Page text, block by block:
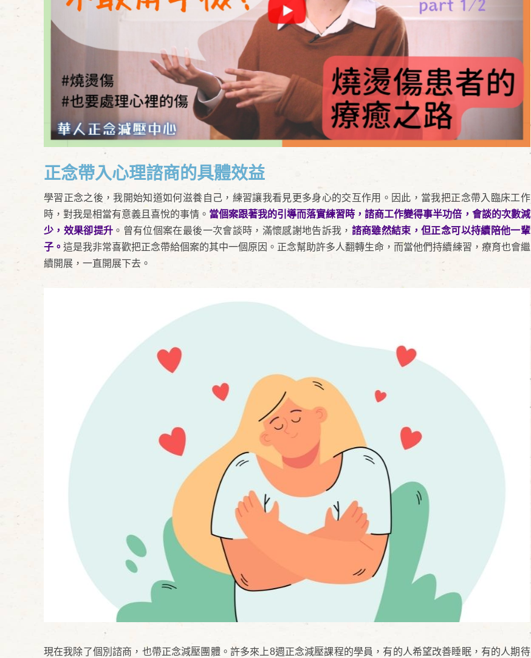
正念帶入心理諮商的具體效益
學習正念之後，我開始知道如何滋養自己，練習讓我看見更多身心的交互作用。因此，當我把正念帶入臨床工作
時，對我是相當有意義且喜悅的事情。 當個案跟著我的引導而落實練習時，諮商工作變得事半功倍，會談的次數減
少，效果卻提升 。曾有位個案在最後一次會談時，滿懷感謝地告訴我， 諮商雖然結束，但正念可以持續陪他一輩
子。這是我非常喜歡把正念帶給個案的其中一個原因。正念幫助許多人翻轉生命，而當他們持續練習，療育也會繼
續開展，一直開展下去。
現在我除了個別諮商，也帶正念減壓團體。許多來上8週正念減壓課程的學員，有的人希望改善睡眠，有的人期待